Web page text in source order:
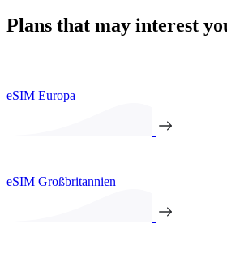
Plans that may interest
eSIM Europa
eSIM Großbritannien